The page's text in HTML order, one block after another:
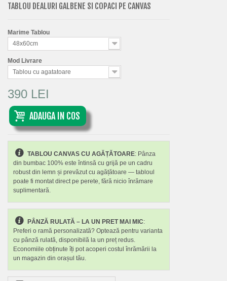
TABLOU DEALURI GALBENE SI COPACI PE CANVAS
Marime Tablou
48x60cm
Mod Livrare
Tablou cu agatatoare
390 LEI
ADAUGA IN COS
TABLOU CANVAS CU AGĂȚĂTOARE: Pânza
din bumbac 100% este întinsă cu grijă pe un cadru
robust din lemn și prevăzut cu agățătoare — tabloul
poate fi montat direct pe perete, fără nicio înrămare
suplimentară.
PÂNZĂ RULATĂ – LA UN PRET MAI MIC:
Preferi o ramă personalizată? Optează pentru varianta
cu pânză rulată, disponibilă la un preț redus.
Economiile obținute îți pot acoperi costul înrămării la
un magazin din orașul tău.